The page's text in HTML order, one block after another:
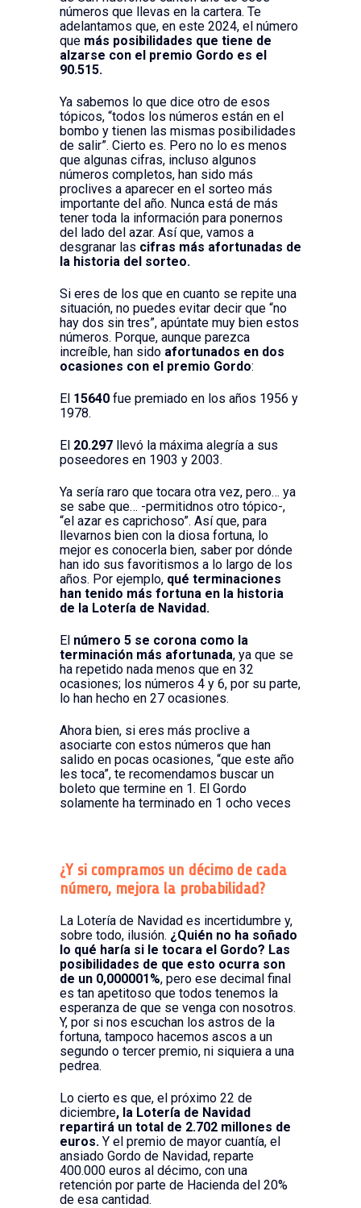
números que llevas en la cartera. Te
adelantamos que, en este 2024, el número
que más posibilidades que tiene de
alzarse con el premio Gordo es el
90.515.
Ya sabemos lo que dice otro de esos
tópicos, “todos los números están en el
bombo y tienen las mismas posibilidades
de salir”. Cierto es. Pero no lo es menos
que algunas cifras, incluso algunos
números completos, han sido más
proclives a aparecer en el sorteo más
importante del año. Nunca está de más
tener toda la información para ponernos
del lado del azar. Así que, vamos a
desgranar las cifras más afortunadas de
la historia del sorteo.
Si eres de los que en cuanto se repite una
situación, no puedes evitar decir que “no
hay dos sin tres”, apúntate muy bien estos
números. Porque, aunque parezca
increíble, han sido afortunados en dos
ocasiones con el premio Gordo:
El 15640 fue premiado en los años 1956 y
1978.
El 20.297 llevó la máxima alegría a sus
poseedores en 1903 y 2003.
Ya sería raro que tocara otra vez, pero… ya
se sabe que… -permitidnos otro tópico-,
“el azar es caprichoso”. Así que, para
llevarnos bien con la diosa fortuna, lo
mejor es conocerla bien, saber por dónde
han ido sus favoritismos a lo largo de los
años. Por ejemplo, qué terminaciones
han tenido más fortuna en la historia
de la Lotería de Navidad.
El número 5 se corona como la
terminación más afortunada, ya que se
ha repetido nada menos que en 32
ocasiones; los números 4 y 6, por su parte,
lo han hecho en 27 ocasiones.
Ahora bien, si eres más proclive a
asociarte con estos números que han
salido en pocas ocasiones, “que este año
les toca”, te recomendamos buscar un
boleto que termine en 1. El Gordo
solamente ha terminado en 1 ocho veces
¿Y si compramos un décimo de cada
número, mejora la probabilidad?
La Lotería de Navidad es incertidumbre y,
sobre todo, ilusión. ¿Quién no ha soñado
lo qué haría si le tocara el Gordo? Las
posibilidades de que esto ocurra son
de un 0,000001%, pero ese decimal final
es tan apetitoso que todos tenemos la
esperanza de que se venga con nosotros.
Y, por si nos escuchan los astros de la
fortuna, tampoco hacemos ascos a un
segundo o tercer premio, ni siquiera a una
pedrea.
Lo cierto es que, el próximo 22 de
diciembre, la Lotería de Navidad
repartirá un total de 2.702 millones de
euros. Y el premio de mayor cuantía, el
ansiado Gordo de Navidad, reparte
400.000 euros al décimo, con una
retención por parte de Hacienda del 20%
de esa cantidad.